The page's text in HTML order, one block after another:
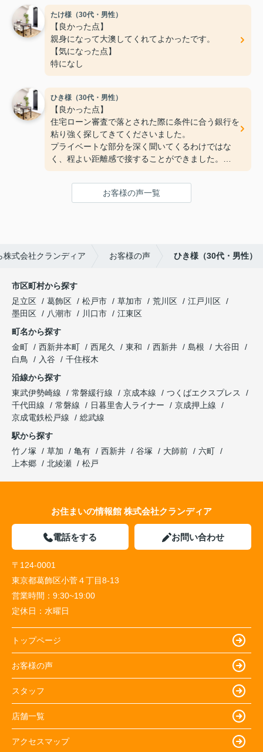
ます。
ご親切にありがとうございました！
【気になった点】
特にないです！
たけ様（30代・男性）
【良かった点】
親身になって大澳してくれてよかったです。
【気になった点】
特になし
ひき様（30代・男性）
【良かった点】
住宅ローン審査で落とされた際に条件に合う銀行を
粘り強く探してきてくださいました。
プライベートな部分を深く聞いてくるわけではな
く、程よい距離感で接することができました。
【気になった点】
手続きまわりの連絡が少し遅いように感じました。
お客様の声一覧
式会社クランディア お客様の声 ひき様（30代・男性）
市区町村から探す
足立区
葛飾区 松戸市 草加市 荒川区
江戸川区
墨田区
八潮市 川口市
江東区
町名から探す
金町
西新井本町 西尾久 東和 西新井 島根
大谷田
白鳥
入谷
千住桜木
沿線から探す
東武伊勢崎線
常磐緩行線 京成本線
つくばエクスプレス
千代田線
常磐線 日暮里舎人ライナー
京成押上線
京成電鉄松戸線
総武線
駅から探す
竹ノ塚
草加 亀有 西新井 谷塚 大師前
六町
上本郷
北綾瀬 松戸
お住まいの情報館 株式会社クランディア
電話をする お問い合わせ
〒124-0001
東京都葛飾区小菅４丁目8-13
営業時間： 9:30~19:00
定休日： 水曜日
トップページ
お客様の声
スタッフ
店舗一覧
アクセスマップ